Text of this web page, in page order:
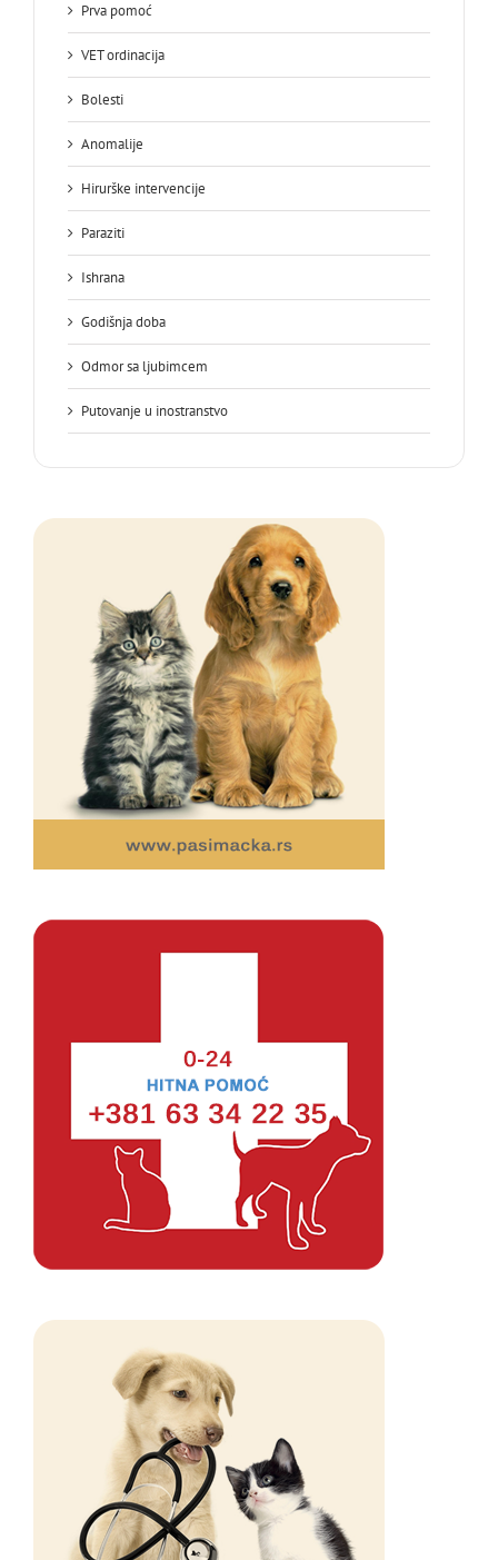
Prva pomoć
VET ordinacija
Bolesti
Anomalije
Hirurške intervencije
Paraziti
Ishrana
Godišnja doba
Odmor sa ljubimcem
Putovanje u inostranstvo